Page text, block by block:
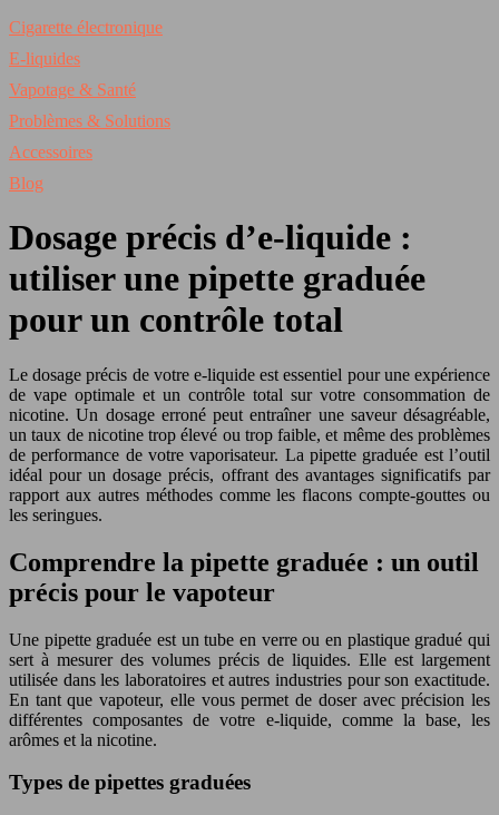
Cigarette électronique
E-liquides
Vapotage & Santé
Problèmes & Solutions
Accessoires
Blog
Dosage précis d’e-liquide :
utiliser une pipette graduée
pour un contrôle total
Le dosage précis de votre e-liquide est essentiel pour une expérience
de vape optimale et un contrôle total sur votre consommation de
nicotine. Un dosage erroné peut entraîner une saveur désagréable,
un taux de nicotine trop élevé ou trop faible, et même des problèmes
de performance de votre vaporisateur. La pipette graduée est l’outil
idéal pour un dosage précis, offrant des avantages significatifs par
rapport aux autres méthodes comme les flacons compte-gouttes ou
les seringues.
Comprendre la pipette graduée : un outil
précis pour le vapoteur
Une pipette graduée est un tube en verre ou en plastique gradué qui
sert à mesurer des volumes précis de liquides. Elle est largement
utilisée dans les laboratoires et autres industries pour son exactitude.
En tant que vapoteur, elle vous permet de doser avec précision les
différentes composantes de votre e-liquide, comme la base, les
arômes et la nicotine.
Types de pipettes graduées